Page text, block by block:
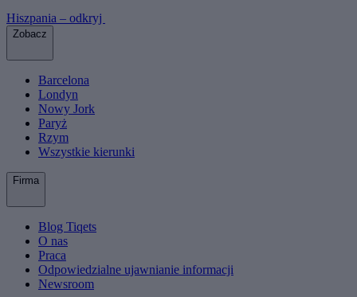
Hiszpania – odkryj
Zobacz
Barcelona
Londyn
Nowy Jork
Paryż
Rzym
Wszystkie kierunki
Firma
Blog Tiqets
O nas
Praca
Odpowiedzialne ujawnianie informacji
Newsroom